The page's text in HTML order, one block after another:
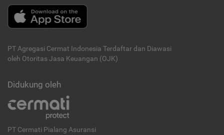
PT Agregasi Cermat Indonesia Terdaftar dan Diawasi
oleh Otoritas Jasa Keuangan (OJK)
Didukung oleh
PT Cermati Pialang Asuransi